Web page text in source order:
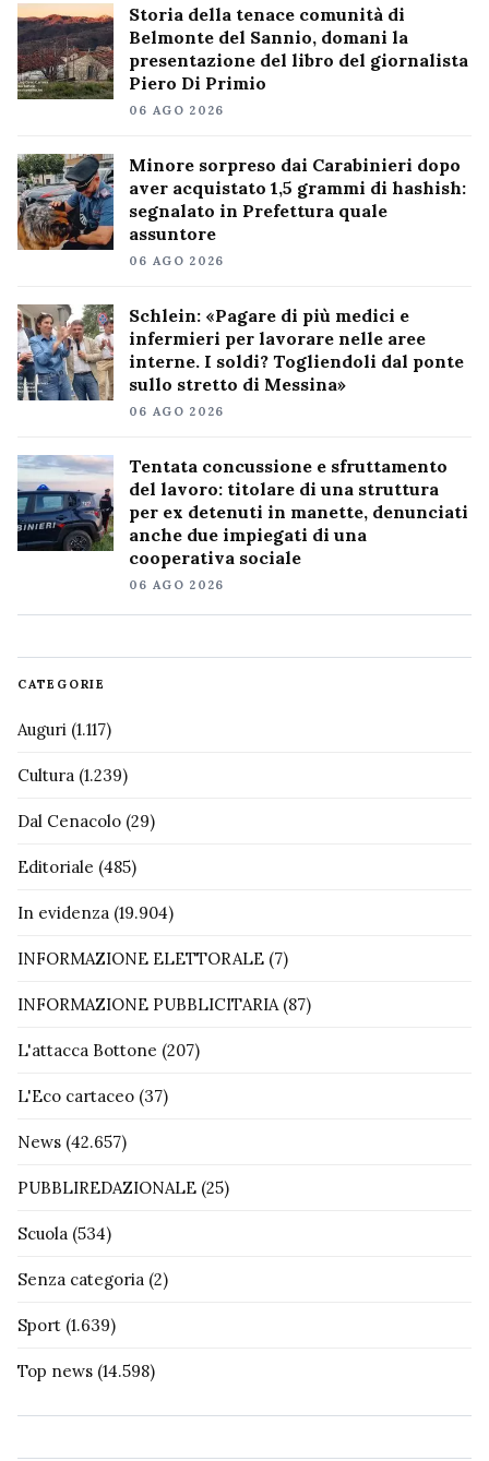
Storia della tenace comunità di
Belmonte del Sannio, domani la
presentazione del libro del giornalista
Piero Di Primio
06 AGO 2026
Minore sorpreso dai Carabinieri dopo
aver acquistato 1,5 grammi di hashish:
segnalato in Prefettura quale
assuntore
06 AGO 2026
Schlein: «Pagare di più medici e
infermieri per lavorare nelle aree
interne. I soldi? Togliendoli dal ponte
sullo stretto di Messina»
06 AGO 2026
Tentata concussione e sfruttamento
del lavoro: titolare di una struttura
per ex detenuti in manette, denunciati
anche due impiegati di una
cooperativa sociale
06 AGO 2026
CATEGORIE
Auguri (1.117)
Cultura (1.239)
Dal Cenacolo (29)
Editoriale (485)
In evidenza (19.904)
INFORMAZIONE ELETTORALE (7)
INFORMAZIONE PUBBLICITARIA (87)
L'attacca Bottone (207)
L'Eco cartaceo (37)
News (42.657)
PUBBLIREDAZIONALE (25)
Scuola (534)
Senza categoria (2)
Sport (1.639)
Top news (14.598)